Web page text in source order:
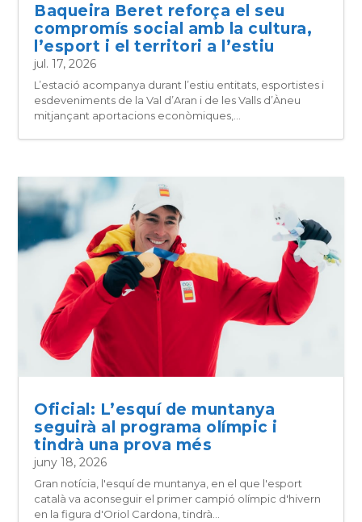
Baqueira Beret reforça el seu
compromís social amb la cultura,
l’esport i el territori a l’estiu
jul. 17, 2026
L’estació acompanya durant l’estiu entitats, esportistes i
esdeveniments de la Val d’Aran i de les Valls d’Àneu
mitjançant aportacions econòmiques,...
Oficial: L’esquí de muntanya
seguirà al programa olímpic i
tindrà una prova més
juny 18, 2026
Gran notícia, l'esquí de muntanya, en el que l'esport
català va aconseguir el primer campió olímpic d'hivern
en la figura d'Oriol Cardona, tindrà...